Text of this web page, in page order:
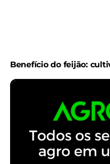
Benefício do feijão: